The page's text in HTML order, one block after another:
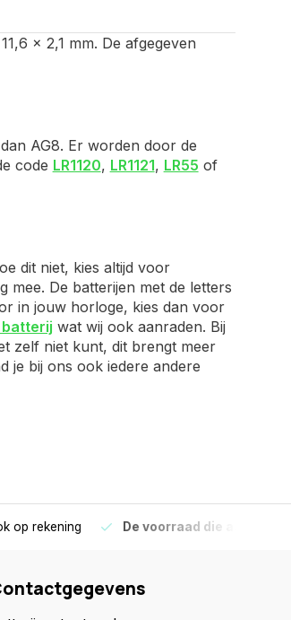
x 2,1 mm. De afgegeven
AG8. Er worden door de
code LR1120, LR1121, LR55 of
dit niet, kies altijd voor
mee. De batterijen met de letters
in jouw horloge, kies dan voor
wat wij ook aanraden. Bij
zelf niet kunt, dit brengt meer
je bij ons ook iedere andere
op rekening De voorraad die